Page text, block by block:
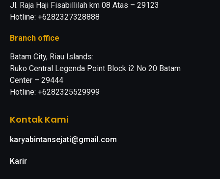
Jl. Raja Haji Fisabillilah km 08 Atas – 29123
Hotline: +6282327328888
Branch office
Batam City, Riau Islands:
Ruko Central Legenda Point Block i2 No 20 Batam
Center – 29444
Hotline: +6282325529999
Kontak Kami
karyabintansejati@gmail.com
Karir